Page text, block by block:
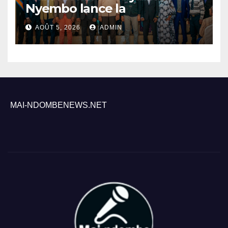
Nyembo lance la
sensibilisation au deuxième
recensement général à
Inongo
AOÛT 5, 2026 ADMIN
MAI-NDOMBENEWS.NET